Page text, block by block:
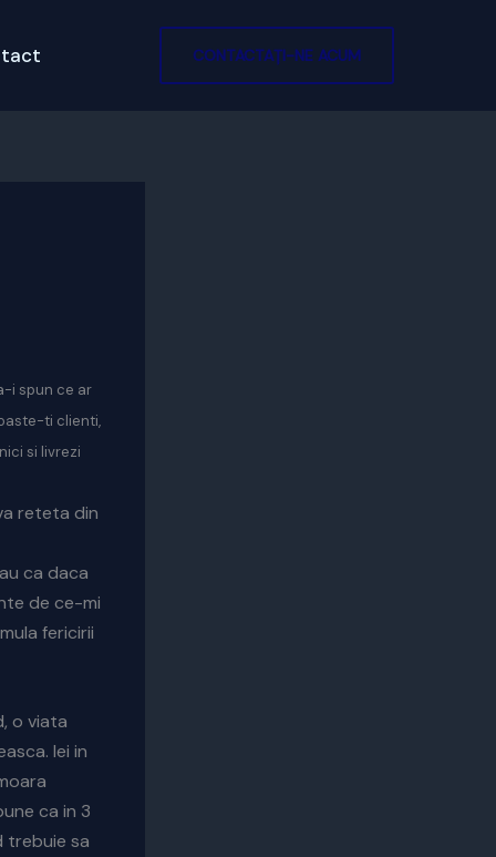
CONTACTAȚI-NE ACUM
i spun ce ar
ti clienti,
si livrezi
reteta din
ca daca
de ce-mi
fericirii
o viata
Iei in
ca in 3
trebuie sa